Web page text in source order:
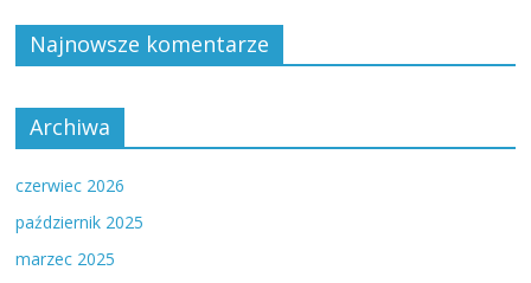
Najnowsze komentarze
Archiwa
czerwiec 2026
październik 2025
marzec 2025